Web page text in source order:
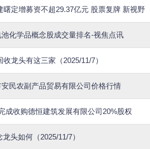
定增募资不超29.37亿元 股票复牌 新视野
化学品概念股成交量排名-视焦点讯
龙头有这三家（2025/11/7）
民农副产品贸易有限公司价格行情
成收购德恒建筑发展有限公司20%股权
头如何（2025/11/7）